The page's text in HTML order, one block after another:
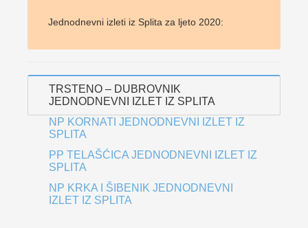
Jednodnevni izleti iz Splita za ljeto 2020:
TRSTENO – DUBROVNIK
JEDNODNEVNI IZLET IZ SPLITA
NP KORNATI JEDNODNEVNI IZLET IZ
SPLITA
PP TELAŠĆICA JEDNODNEVNI IZLET IZ
SPLITA
NP KRKA I ŠIBENIK JEDNODNEVNI
IZLET IZ SPLITA